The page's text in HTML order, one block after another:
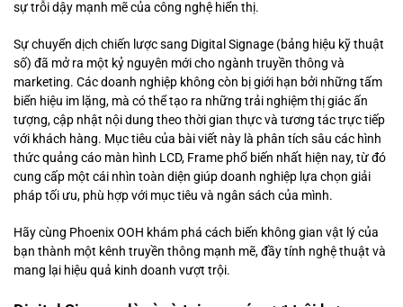
sự trỗi dậy mạnh mẽ của công nghệ hiển thị.
Sự chuyển dịch chiến lược sang Digital Signage (bảng hiệu kỹ thuật
số) đã mở ra một kỷ nguyên mới cho ngành truyền thông và
marketing. Các doanh nghiệp không còn bị giới hạn bởi những tấm
biển hiệu im lặng, mà có thể tạo ra những trải nghiệm thị giác ấn
tượng, cập nhật nội dung theo thời gian thực và tương tác trực tiếp
với khách hàng. Mục tiêu của bài viết này là phân tích sâu các hình
thức quảng cáo màn hình LCD, Frame phổ biến nhất hiện nay, từ đó
cung cấp một cái nhìn toàn diện giúp doanh nghiệp lựa chọn giải
pháp tối ưu, phù hợp với mục tiêu và ngân sách của mình.
Hãy cùng Phoenix OOH khám phá cách biến không gian vật lý của
bạn thành một kênh truyền thông mạnh mẽ, đầy tính nghệ thuật và
mang lại hiệu quả kinh doanh vượt trội.